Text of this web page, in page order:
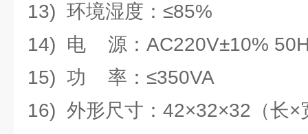
13) 环境湿度：≤85%
14) 电 源：AC220V±10%
15) 功 率：≤350VA
16) 外形尺寸：42×32×32（长×